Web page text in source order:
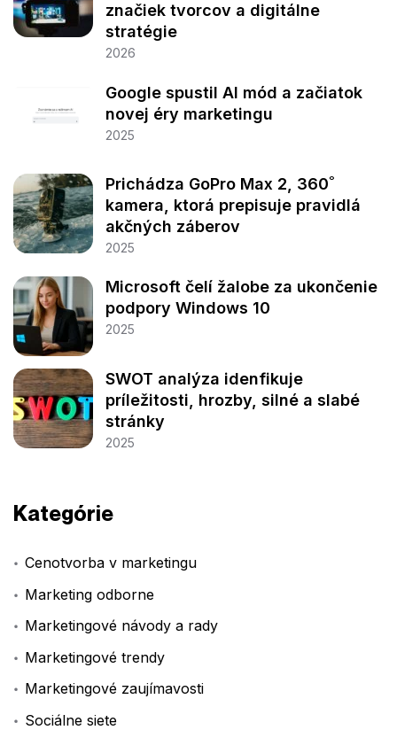
značiek tvorcov a digitálne
stratégie
2026
Google spustil AI mód a začiatok
novej éry marketingu
2025
Prichádza GoPro Max 2, 360˚
kamera, ktorá prepisuje pravidlá
akčných záberov
2025
Microsoft čelí žalobe za ukončenie
podpory Windows 10
2025
SWOT analýza idenfikuje
príležitosti, hrozby, silné a slabé
stránky
2025
Kategórie
Cenotvorba v marketingu
Marketing odborne
Marketingové návody a rady
Marketingové trendy
Marketingové zaujímavosti
Sociálne siete